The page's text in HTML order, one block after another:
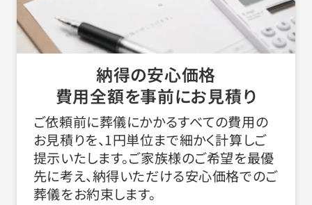
納得の安心価格
費用全額を事前にお見積り
ご依頼前に葬儀にかかるすべての費用の
お見積りを、1円単位まで細かく計算しご
提示いたします。ご家族様のご希望を最優
先に考え、納得いただける安心価格でのご
葬儀をお約束します。